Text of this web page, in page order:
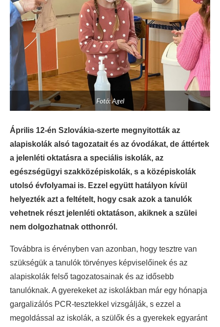
Fotó: Agel
Április 12-én Szlovákia-szerte megnyitották az
alapiskolák alsó tagozatait és az óvodákat, de áttértek
a jelenléti oktatásra a speciális iskolák, az
egészségügyi szakközépiskolák, s a középiskolák
utolsó évfolyamai is. Ezzel együtt hatályon kívül
helyezték azt a feltételt, hogy csak azok a tanulók
vehetnek részt jelenléti oktatáson, akiknek a szülei
nem dolgozhatnak otthonról.
Továbbra is érvényben van azonban, hogy tesztre van
szükségük a tanulók törvényes képviselőinek és az
alapiskolák felső tagozatosainak és az idősebb
tanulóknak. A gyerekeket az iskolákban már egy hónapja
gargalizálós PCR-tesztekkel vizsgálják, s ezzel a
megoldással az iskolák, a szülők és a gyerekek egyaránt